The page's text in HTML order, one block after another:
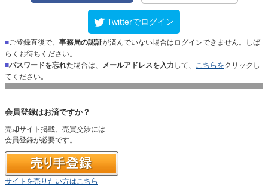
Twitterでログイン
■ご登録直後で、 事務局の認証が済んでいない場合はログインできません。しば
らくお待ちください。
■パスワードを忘れた場合は、 メールアドレスを入力 して、 こちらをクリックし
てください。
会員登録はお済ですか？
売却サイト掲載、売買交渉には
会員登録が必要です。
サイトを売りたい方はこちら